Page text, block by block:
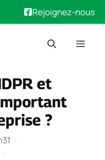
Rejoignez-nous
et
?
·
·